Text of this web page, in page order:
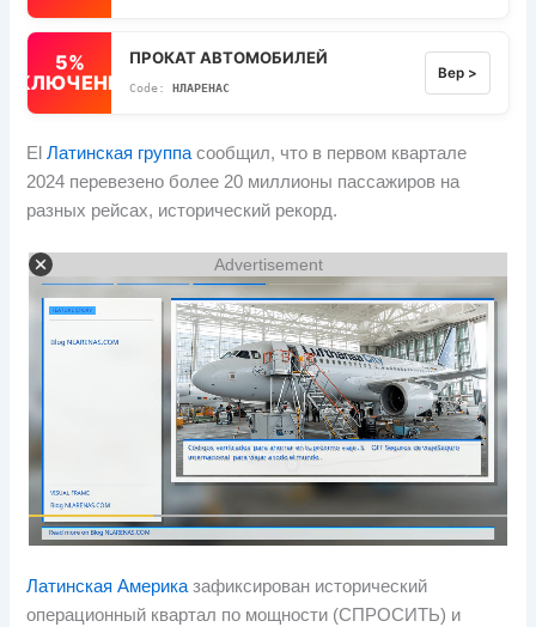
5%
ПРОКАТ АВТОМОБИЛЕЙ
НЛАРЕНАС
Вер >
El Латинская группа сообщил, что в первом квартале
2024 перевезено более 20 миллионы пассажиров на
разных рейсах, исторический рекорд.
Advertisement
Латинская Америка зафиксирован исторический
операционный квартал по мощности (СПРОСИТЬ) и